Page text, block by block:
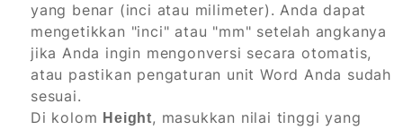
yang benar (inci atau milimeter). Anda dapat
mengetikkan "inci" atau "mm" setelah angkanya
jika Anda ingin mengonversi secara otomatis,
atau pastikan pengaturan unit Word Anda sudah
sesuai.
Di kolom Height, masukkan nilai tinggi yang